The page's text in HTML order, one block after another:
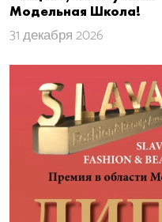
Модельная Школа!
31 декабря 2026